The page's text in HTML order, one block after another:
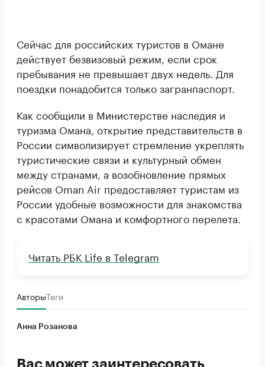
Сейчас для российских туристов в Омане
действует безвизовый режим, если срок
пребывания не превышает двух недель. Для
поездки понадобится только загранпаспорт.
Как сообщили в Министерстве наследия и
туризма Омана, открытие представительств в
России символизирует стремление укреплять
туристические связи и культурный обмен
между странами, а возобновление прямых
рейсов Oman Air предоставляет туристам из
России удобные возможности для знакомства
с красотами Омана и комфортного перелета.
Читать РБК Life в Telegram
АвторыТеги
Анна Розанова
Вас может заинтересовать